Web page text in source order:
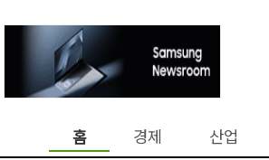
홈 경제 산업